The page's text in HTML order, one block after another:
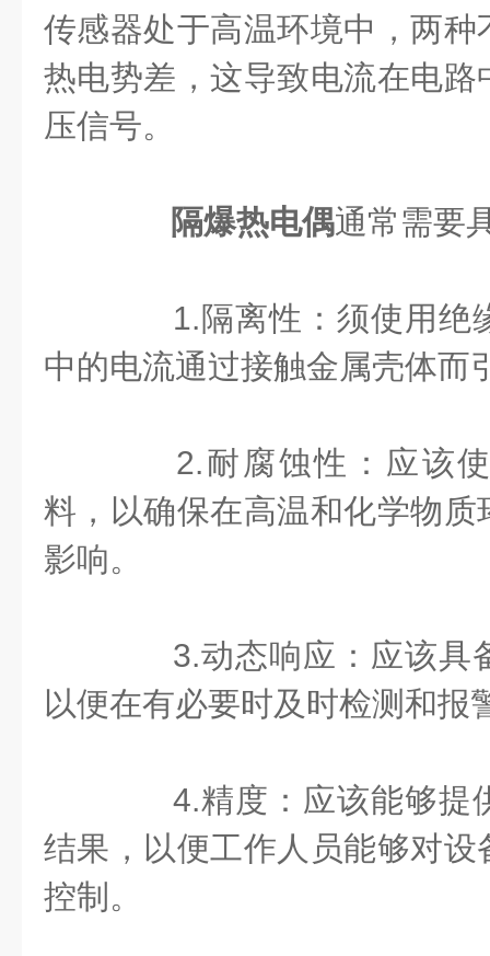
传感器处于高温环境中，两
热电势差，这导致电流在电
压信号。
隔爆热电偶通常需要
1.隔离性：须使用绝
中的电流通过接触金属壳体而
2.耐腐蚀性：应该使
料，以确保在高温和化学物
影响。
3.动态响应：应该具
以便在有必要时及时检测和报
4.精度：应该能够提
结果，以便工作人员能够对
控制。